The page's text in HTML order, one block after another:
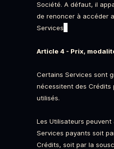
Société. A défaut, il
de renoncer à accéder
Services.
Article 4 - Prix,
Certains Services sont
nécessitent des Crédits
utilisés.
Les Utilisateurs
Services payants soit
Crédits, soit par la